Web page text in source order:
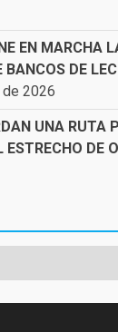
EN MARCHA
BANCOS DE
2026
UNA RUTA
ESTRECHO DE